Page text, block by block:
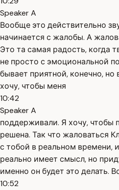
Speaker A
Вообще это действительно
начинается с жалобы. А
Это та самая радость, когда
не просто с эмоциональной
бывает приятной, конечно,
хочу, чтобы меня
10:42
Speaker A
поддерживали. Я хочу, чтобы
решена. Так что жаловаться
с тобой в реальном времени,
реально имеет смысл, но
именно он будет это делать.
10:52